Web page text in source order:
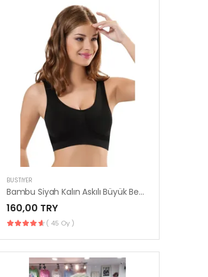
BUSTIYER
Bambu Siyah Kalın Askılı Büyük Beden Pedli Büstiyer / Spor Sütyen 707
160,00 TRY
( 45 Oy )